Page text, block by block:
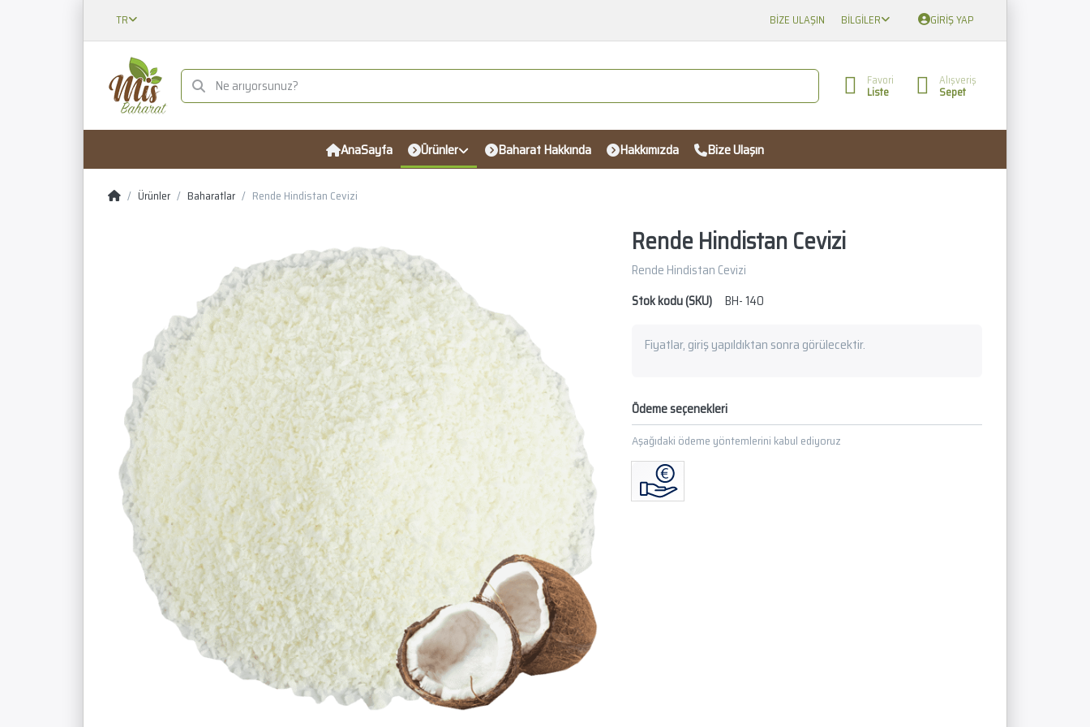
TR BIZE ULAŞIN BILGILER GIRIŞ YAP
Favori
Liste
Alışveriş
Sepet
AnaSayfa Ürünler Baharat Hakkında Hakkımızda Bize Ulaşın
Ürünler Baharatlar Rende Hindistan Cevizi
Rende Hindistan Cevizi
Rende Hindistan Cevizi
Stok kodu (SKU)
BH- 140
Fiyatlar, giriş yapıldıktan sonra görülecektir.
Ödeme seçenekleri
Aşağıdaki ödeme yöntemlerini kabul ediyoruz